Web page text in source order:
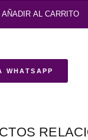
AÑADIR AL CARRITO
WHATSAPP